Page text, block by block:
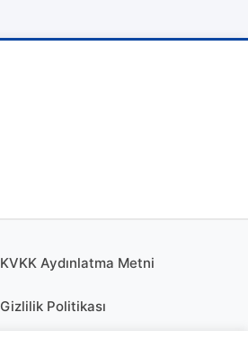
KVKK Aydınlatma Metni
Gizlilik Politikası